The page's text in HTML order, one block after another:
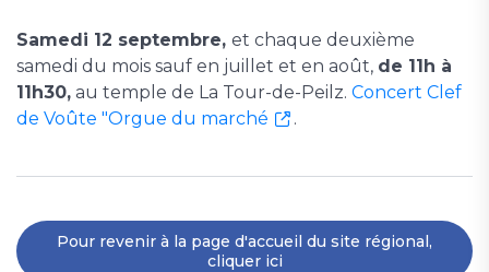
Samedi 12 septembre, et chaque deuxième
samedi du mois sauf en juillet et en août, de 11h à
11h30, au temple de La Tour-de-Peilz. Concert Clef
de Voûte "Orgue du marché
.
Pour revenir à la page d'accueil du site régional,
cliquer ici